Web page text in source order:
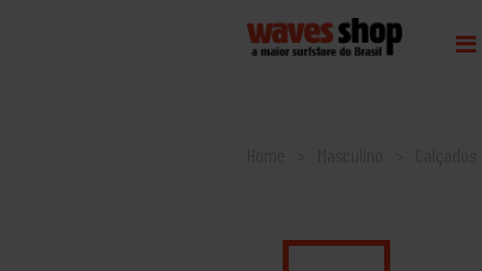
Home